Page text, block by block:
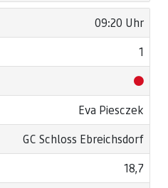
09:20 Uhr
1
Eva Piesczek
GC Schloss Ebreichsdorf
18,7